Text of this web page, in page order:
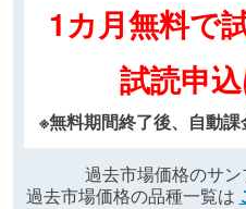
1カ月無料で
試読申
※無料期間終了後、自動
過去市場価格のサ
過去市場価格の品種一覧は